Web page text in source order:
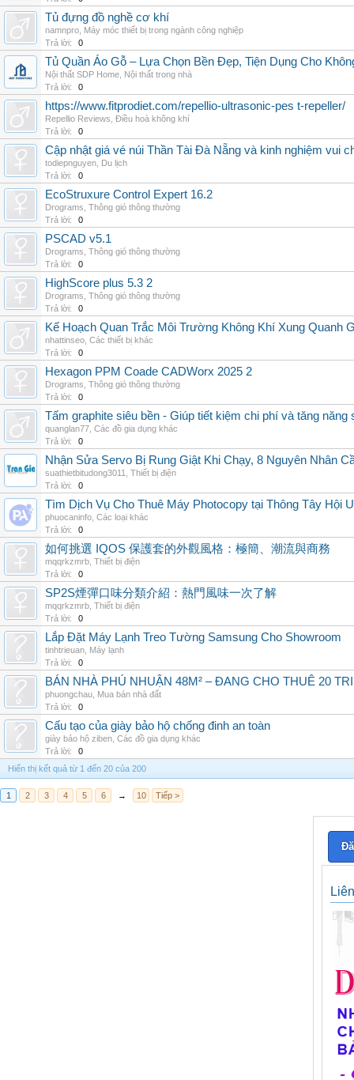
Tủ đựng đồ nghề cơ khí
namnpro Máy móc thiết bị trong ngành công nghiệp
Trả lời:
0
Tủ Quần Áo Gỗ – Lựa Chọn Bền Đẹp, Tiện Dụng Cho
Nội thất SDP Home Nội thất trong nhà
Trả lời:
0
https://www.fitprodiet.com/repellio-ultrasonic-pes t-repeller/
Repellio Reviews Điều hoà không khí
Trả lời:
0
Cập nhật giá vé núi Thần Tài Đà Nẵng và kinh nghiệm vui
todiepnguyen Du lịch
Trả lời:
0
EcoStruxure Control Expert 16.2
Drograms Thông gió thông thường
Trả lời:
0
PSCAD v5.1
Drograms Thông gió thông thường
Trả lời:
0
HighScore plus 5.3 2
Drograms Thông gió thông thường
Trả lời:
0
Kế Hoạch Quan Trắc Môi Trường Không Khí Xung Quanh
nhattinseo Các thiết bị khác
Trả lời:
0
Hexagon PPM Coade CADWorx 2025 2
Drograms Thông gió thông thường
Trả lời:
0
Tấm graphite siêu bền - Giúp tiết kiệm chi phí và tăng năng
quanglan77 Các đồ gia dụng khác
Trả lời:
0
Nhận Sửa Servo Bị Rung Giật Khi Chạy, 8 Nguyên Nhân
suathietbitudong3011
Thiết bị điện
Trả lời:
0
Tìm Dịch Vụ Cho Thuê Máy Photocopy tại Thông Tây Hội
phuocaninfo Các loại khác
Trả lời:
0
如何挑選 IQOS 保護套的外觀風格：極簡、潮流與商務
mqqrkzmrb Thiết bị điện
Trả lời:
0
SP2S煙彈口味分類介紹：熱門風味一次了解
mqqrkzmrb Thiết bị điện
Trả lời:
0
Lắp Đặt Máy Lạnh Treo Tường Samsung Cho Showroom
tinhtrieuan Máy lạnh
Trả lời:
0
BÁN NHÀ PHÚ NHUẬN 48M² – ĐANG CHO THUÊ 20
phuongchau Mua bán nhà đất
Trả lời:
0
Cấu tạo của giày bảo hộ chống đinh an toàn
giày bảo hộ ziben Các đồ gia dụng khác
Trả lời:
0
Hiển thị kết quả từ 1 đến 20 của 200
1 2 3 4 5 6 → 10 Tiếp >